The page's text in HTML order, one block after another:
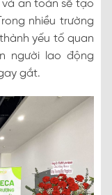
an toàn sẽ tạo
nhiều trường
yếu tố quan
người lao động
gắt.